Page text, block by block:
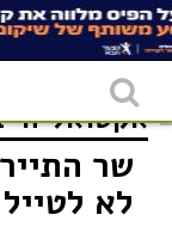
אקטואליה
שר
לא